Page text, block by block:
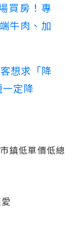
買房！專
牛肉、加
想求「降
定降
鎮低單價低總